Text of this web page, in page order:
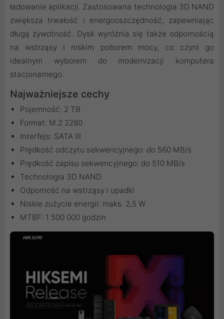
ładowanie aplikacji. Zastosowana technologia 3D NAND
zwiększa trwałość i energooszczędność, zapewniając
długą żywotność. Dysk wyróżnia się także odpornością
na wstrząsy i niskim poborem mocy, co czyni go
idealnym wyborem do modernizacji komputera
stacjonarnego.
Najważniejsze cechy
Pojemność: 2 TB
Format: M.2 2280
Interfejs: SATA III
Prędkość odczytu sekwencyjnego: do 560 MB/s
Prędkość zapisu sekwencyjnego: do 510 MB/s
Technologia 3D NAND
Odporność na wstrząsy i upadki
Niskie zużycie energii: maks. 2,5 W
MTBF: 1 500 000 godzin